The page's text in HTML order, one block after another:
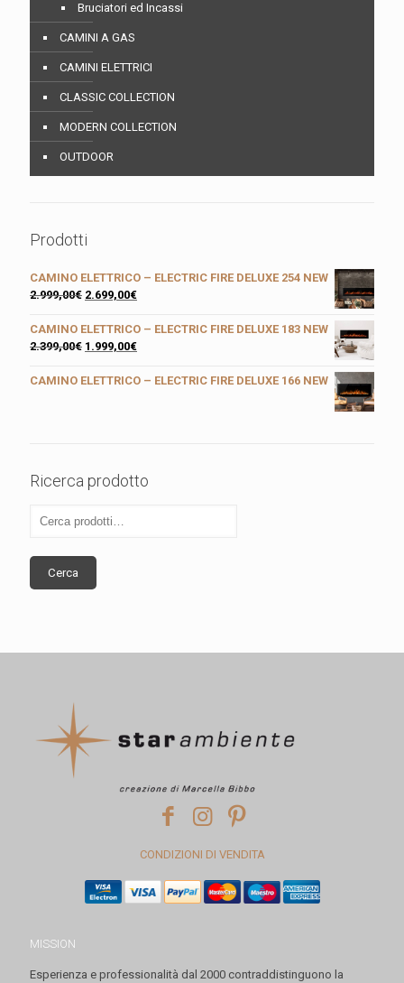
Bruciatori ed Incassi
CAMINI A GAS
CAMINI ELETTRICI
CLASSIC COLLECTION
MODERN COLLECTION
OUTDOOR
Prodotti
CAMINO ELETTRICO – ELECTRIC FIRE DELUXE 254 NEW
2.999,00€ 2.699,00€
CAMINO ELETTRICO – ELECTRIC FIRE DELUXE 183 NEW
2.399,00€ 1.999,00€
CAMINO ELETTRICO – ELECTRIC FIRE DELUXE 166 NEW
Ricerca prodotto
Cerca
CONDIZIONI DI VENDITA
MISSION
Esperienza e professionalità dal 2000 contraddistinguono la